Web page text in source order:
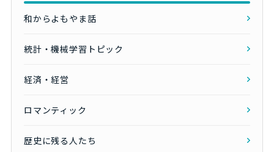
和からよもやま話
統計・機械学習トピック
経済・経営
ロマンティック
歴史に残る人たち